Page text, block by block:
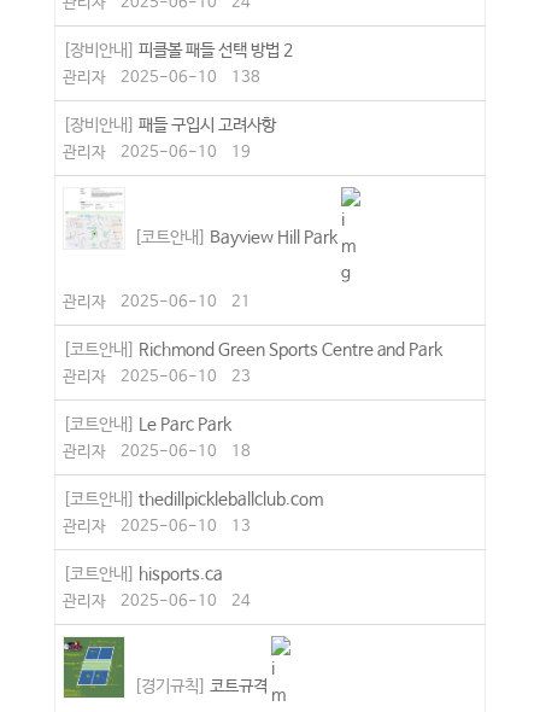
[장비안내] 피클볼 패들 선택 방법 2
관리자 2025-06-10 138
[장비안내] 패들 구입시 고려사항
관리자 2025-06-10 19
[코트안내] Bayview Hill Park
관리자 2025-06-10 21
[코트안내] Richmond Green Sports Centre and Park
관리자 2025-06-10 23
[코트안내] Le Parc Park
관리자 2025-06-10 18
[코트안내] thedillpickleballclub.com
관리자 2025-06-10 13
[코트안내] hisports.ca
관리자 2025-06-10 24
[경기규칙] 코트규격